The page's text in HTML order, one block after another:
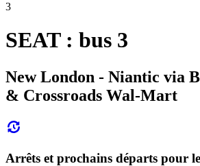
3
SEAT : bus 3
New London - Niantic via
& Crossroads Wal-Mart
Arrêts et prochains départs pour